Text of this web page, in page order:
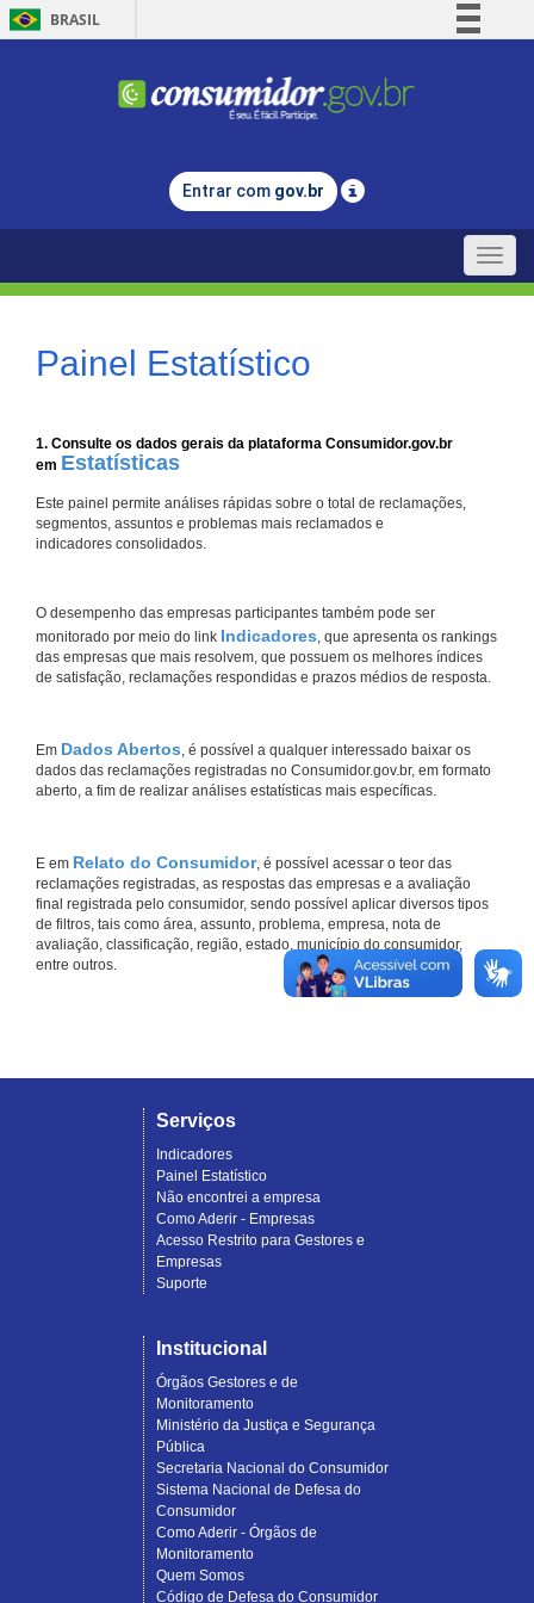
BRASIL
Comunica BR
Legislação
Entrar com gov.br
Toggle
Painel Estatístico
1. Consulte os dados gerais da plataforma Consumidor.gov.br
em Estatísticas
Este painel permite análises rápidas sobre o total de reclamações,
segmentos, assuntos e problemas mais reclamados e
indicadores consolidados.
O desempenho das empresas participantes também pode ser
monitorado por meio do link Indicadores, que apresenta os rankings
das empresas que mais resolvem, que possuem os melhores índices
de satisfação, reclamações respondidas e prazos médios de resposta.
Em Dados Abertos, é possível a qualquer interessado baixar os
dados das reclamações registradas no Consumidor.gov.br, em formato
aberto, a fim de realizar análises estatísticas mais específicas.
E em Relato do Consumidor, é possível acessar o teor das
reclamações registradas, as respostas das empresas e a avaliação
final registrada pelo consumidor, sendo possível aplicar diversos tipos
de filtros, tais como área, assunto, problema, empresa, nota de
avaliação, classificação, região, estado, município do consumidor,
entre outros.
Serviços
Indicadores
Painel Estatístico
Não encontrei a empresa
Como Aderir - Empresas
Acesso Restrito para Gestores e
Empresas
Suporte
Institucional
Órgãos Gestores e de
Monitoramento
Ministério da Justiça e Segurança
Pública
Secretaria Nacional do Consumidor
Sistema Nacional de Defesa do
Consumidor
Como Aderir - Órgãos de
Monitoramento
Quem Somos
Código de Defesa do Consumidor